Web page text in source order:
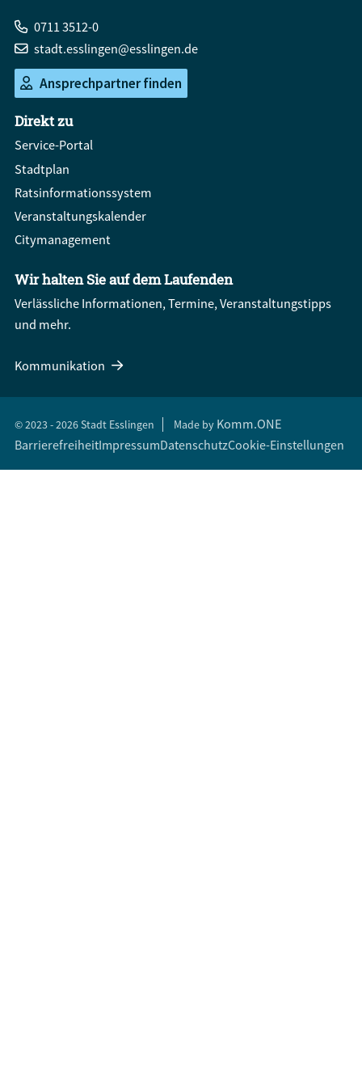
0711 3512-0
stadt.esslingen@esslingen.de
Ansprechpartner finden
Direkt zu
Service-Portal
Stadtplan
Ratsinformationssystem
Veranstaltungskalender
Citymanagement
Wir halten Sie auf dem Laufenden
Verlässliche Informationen, Termine, Veranstaltungstipps
und mehr.
Kommunikation
© 2023 - 2026 Stadt Esslingen Made by Komm.ONE
BarrierefreiheitImpressumDatenschutzCookie-Einstellungen